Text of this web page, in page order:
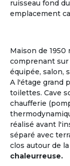
ruisseau fond
emplacement
Maison de 1950
comprenant sur
équipée, salon,
A l'étage grand
toilettes. Cave
chaufferie
réalisé avant
séparé avec
clos autour de
chaleurreuse.
ou
La Maison
Partagé
futurs
collectif où
Le logement